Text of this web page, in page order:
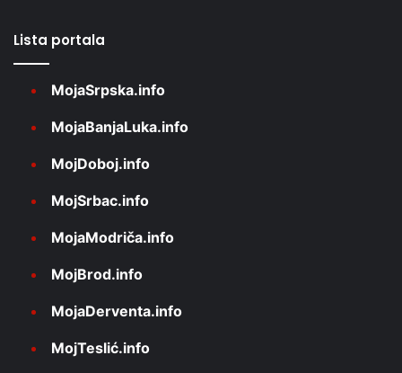
Lista portala
MojaSrpska.info
MojaBanjaLuka.info
MojDoboj.info
MojSrbac.info
MojaModriča.info
MojBrod.info
MojaDerventa.info
MojTeslić.info